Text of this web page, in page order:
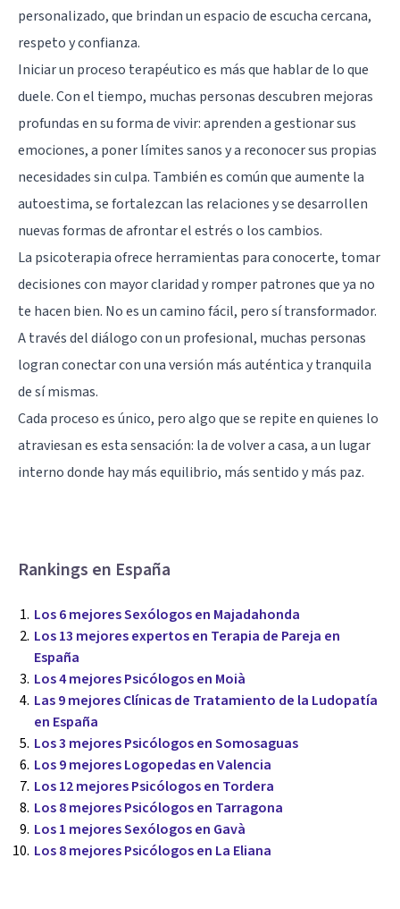
personalizado, que brindan un espacio de escucha cercana,
respeto y confianza.
Iniciar un proceso terapéutico es más que hablar de lo que
duele. Con el tiempo, muchas personas descubren mejoras
profundas en su forma de vivir: aprenden a gestionar sus
emociones, a poner límites sanos y a reconocer sus propias
necesidades sin culpa. También es común que aumente la
autoestima, se fortalezcan las relaciones y se desarrollen
nuevas formas de afrontar el estrés o los cambios.
La psicoterapia ofrece herramientas para conocerte, tomar
decisiones con mayor claridad y romper patrones que ya no
te hacen bien. No es un camino fácil, pero sí transformador.
A través del diálogo con un profesional, muchas personas
logran conectar con una versión más auténtica y tranquila
de sí mismas.
Cada proceso es único, pero algo que se repite en quienes lo
atraviesan es esta sensación: la de volver a casa, a un lugar
interno donde hay más equilibrio, más sentido y más paz.
Rankings en España
Los 6 mejores Sexólogos en Majadahonda
Los 13 mejores expertos en Terapia de Pareja en
España
Los 4 mejores Psicólogos en Moià
Las 9 mejores Clínicas de Tratamiento de la Ludopatía
en España
Los 3 mejores Psicólogos en Somosaguas
Los 9 mejores Logopedas en Valencia
Los 12 mejores Psicólogos en Tordera
Los 8 mejores Psicólogos en Tarragona
Los 1 mejores Sexólogos en Gavà
Los 8 mejores Psicólogos en La Eliana